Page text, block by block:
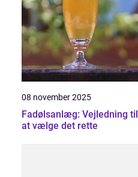
08 november 2025
Fadølsanlæg: Vejledning til
at vælge det rette